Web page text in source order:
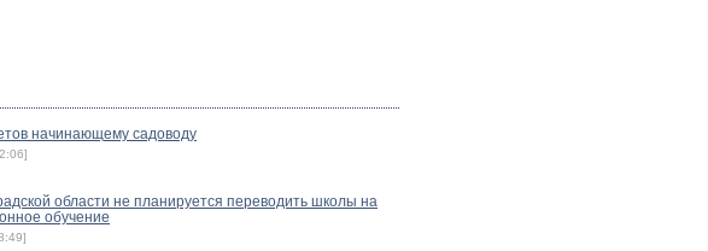
начинающему садоводу
области не планируется переводить школы на
обучение